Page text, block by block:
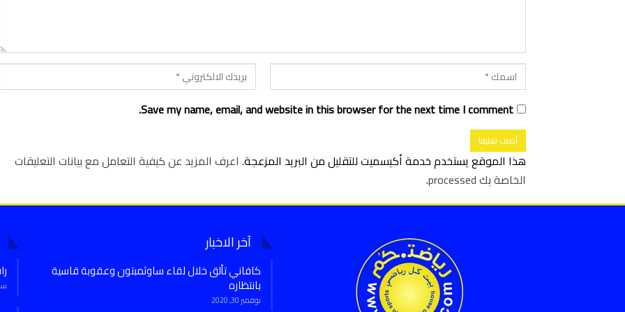
Save my name, email, and website in this browser for the next time I comment.
هذا الموقع يستخدم خدمة أكيسميت للتقليل من البريد المزعجة. اعرف المزيد عن كيفية التعامل مع بيانات التعليقات
الخاصة بك processed
.
آخر الاخبار
كافاني تألق خلال لقاء ساوثمبتون وعقوبة قاسية
بانتظاره
نوفمبر 30, 2020